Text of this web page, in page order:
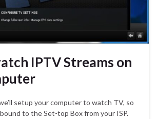
IPTV Streams on
setup your computer to watch TV, so
to the Set-top Box from your ISP.